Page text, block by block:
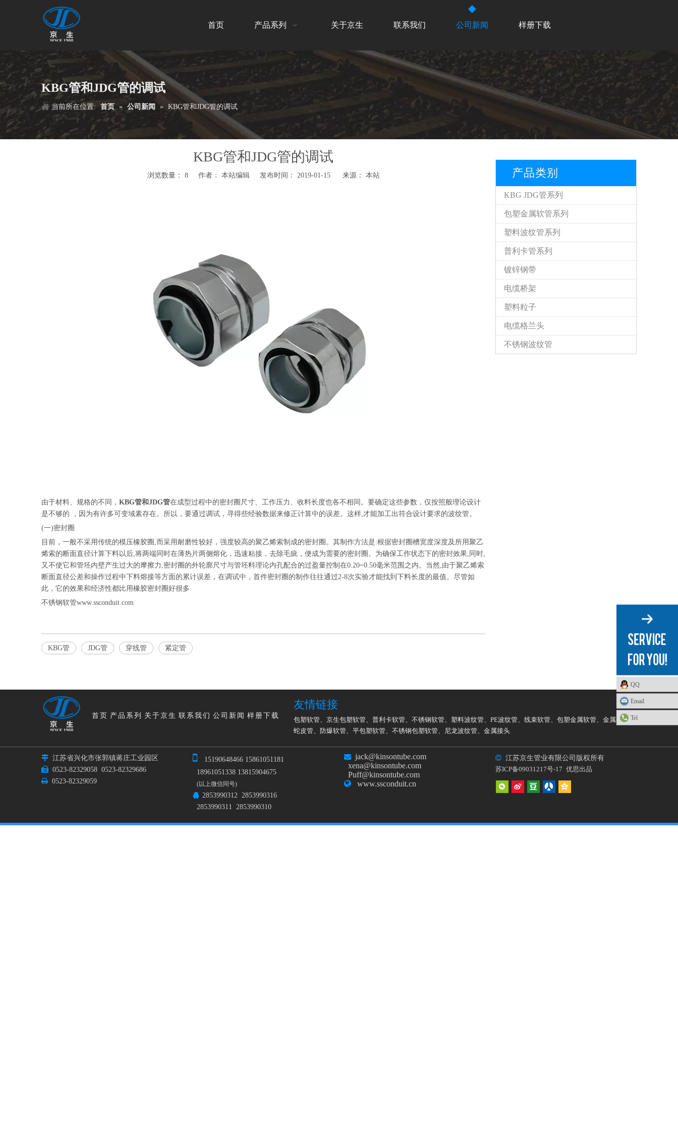
首页 产品系列 关于京生 联系我们 公司新闻 样册下载
KBG管和JDG管的调试
当前所在位置: 首页 » 公司新闻 » KBG管和JDG管的调试
KBG管和JDG管的调试
浏览数量： 8作者： 本站编辑 发布时间： 2019-01-15 来源： 本站
由于材料、规格的不同， KBG管和JDG管在成型过程中的密封圈尺寸、工作压力、收料长度也各不相同。要确定这些参数，仅按照般理论设计
是不够的 ，因为有许多可变域素存在。所以，要通过调试，寻得些经验数据来修正计算中的误差。这样,才能加工出符合设计要求的波纹管。
(一)密封圈
目前，一般不采用传统的模压橡胶圈,而采用耐磨性较好，强度较高的聚乙烯索制成的密封圈。其制作方法是:根据密封圈槽宽度深度及所用聚乙
烯索的断面直径计算下料以后,将两端同时在薄热片两侧熔化，迅速粘接，去除毛疵，便成为需要的密封圈。为确保工作状态下的密封效果,同时,
又不使它和管坯内壁产生过大的摩擦力,密封圈的外轮廓尺寸与管坯料理论内孔配合的过盈量控制在0.20~0.50毫米范围之内。当然,由于聚乙烯索
断面直径公差和操作过程中下料熔接等方面的累计误差，在调试中，首件密封圈的制作往往通过2-8次实验才能找到下料长度的最值。尽管如
此，它的效果和经济性都比用橡胶密封圈好很多
不锈钢软管www.ssconduit.com
KBG管 JDG管 穿线管 紧定管
产品类别
KBG JDG管系列
包塑金属软管系列
塑料波纹管系列
普利卡管系列
镀锌钢带
电缆桥架
塑料粒子
电缆格兰头
不锈钢波纹管
QQ
Email
Tel
首页 产品系列 关于京生 联系我们 公司新闻 样册下载
友情链接
包塑软管、 京生包塑软管、 普利卡软管、 不锈钢软管、 塑料波纹管、 PE波纹管、 线束软管、 包塑金属软管、 金属软管 、
蛇皮管、 防爆软管、 平包塑软管、 不锈钢包塑软管、 尼龙波纹管、 金属接头
 江苏省兴化市张郭镇蒋庄工业园区
 0523-82329058 0523-82329686
 0523-82329059

15190648466 15861051181
18961051338 13815904675
(以上微信同号)
 2853990312 2853990316
2853990311 2853990310
 jack@kinsontube.com
xena@kinsontube.com
Puff@kinsontube.com
 www.ssconduit.cn
 江苏京生管业有限公司版权所有
苏ICP备09031217号-17 优思出品